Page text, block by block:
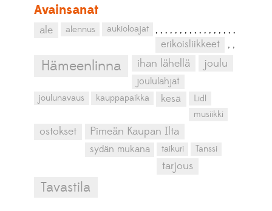
Avainsanat
ale ,
alennus ,
aukioloajat ,
erikoisliikkeet
,
Hämeenlinna
,
ihan lähellä
,
joulu
,
joululahjat
,
joulunavaus
,
kauppapaikka
,
kesä
,
Lidl
,
musiikki
,
ostokset
,
Pimeän Kaupan Ilta
,
sydän mukana
,
taikuri
,
Tanssi
,
tarjous
,
Tavastila